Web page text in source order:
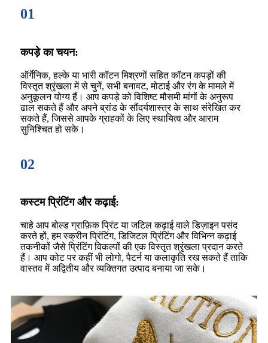
01
कपड़े का चयन:
ऑर्गेनिक, हल्के या भारी कॉटन मिश्रणों सहित कॉटन कपड़ों की
विस्तृत श्रृंखला में से चुनें, सभी बनावट, मोटाई और रंग के मामले में
अनुकूलन योग्य हैं। आप कपड़े को विशिष्ट मौसमी मांगों के अनुरूप
ढाल सकते हैं और अपने ब्रांड के सौंदर्यशास्त्र के साथ संरेखित कर
सकते हैं, जिससे आपके ग्राहकों के लिए स्थायित्व और आराम
सुनिश्चित हो सके।
02
कस्टम प्रिंटिंग और कढ़ाई:
चाहे आप बोल्ड ग्राफ़िक प्रिंट या जटिल कढ़ाई वाले डिज़ाइन पसंद
करते हों, हम स्क्रीन प्रिंटिंग, डिजिटल प्रिंटिंग और विभिन्न कढ़ाई
तकनीकों जैसे प्रिंटिंग विकल्पों की एक विस्तृत श्रृंखला प्रदान करते
हैं। आप कोट पर कहीं भी लोगो, पैटर्न या कलाकृति रख सकते हैं ताकि
वास्तव में अद्वितीय और व्यक्तिगत उत्पाद बनाया जा सके।